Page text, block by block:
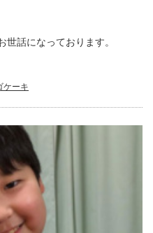
話になっております。
ケーキ